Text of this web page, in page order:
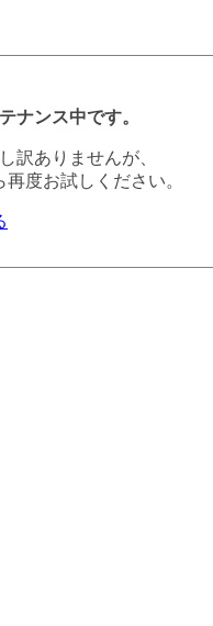
ナンス中です。
訳ありませんが、
度お試しください。